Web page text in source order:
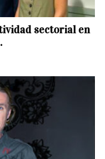
sectorial en